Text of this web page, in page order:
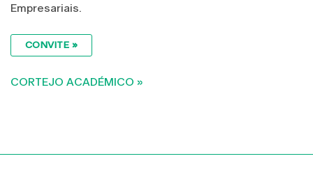
Empresariais.
CONVITE »
CORTEJO ACADÉMICO »